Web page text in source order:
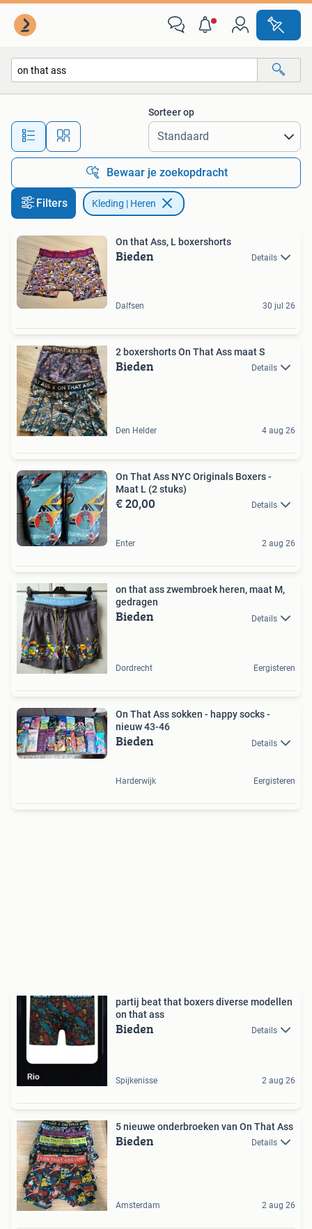
Alle afstanden…
Sorteer op
Bewaar je zoekopdracht
Filters Kleding | Heren
On that Ass, L boxershorts
Bieden Details
Dalfsen 30 jul 26
2 boxershorts On That Ass maat S
Bieden Details
Den Helder 4 aug 26
On That Ass NYC Originals Boxers -
Maat L (2 stuks)
€ 20,00 Details
Enter 2 aug 26
on that ass zwembroek heren, maat M,
gedragen
Bieden Details
Dordrecht Eergisteren
On That Ass sokken - happy socks -
nieuw 43-46
Bieden Details
Harderwijk Eergisteren
partij beat that boxers diverse modellen
on that ass
Bieden Details
Spijkenisse 2 aug 26
5 nieuwe onderbroeken van On That Ass
Bieden Details
Amsterdam 2 aug 26